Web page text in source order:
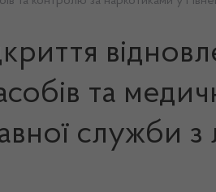
та
служби з